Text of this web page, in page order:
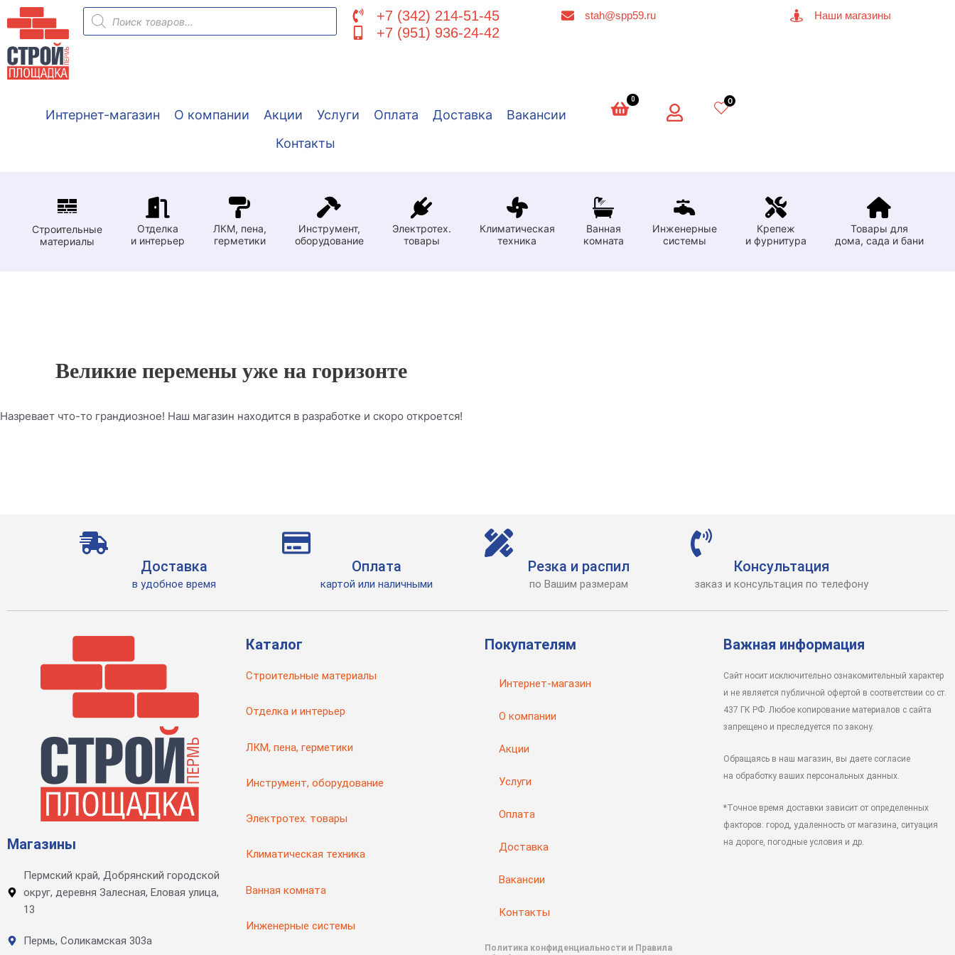
Перейти
содержимому
Поиск
товаров
+7 (342) 214-51-45
+7 (951) 936-24-42
stah@spp59.ru Наши магазины
Интернет-магазин О компании Акции Услуги Оплата Доставка
Вакансии
Контакты
0 0
Строительные
материалы
Отделка
и интерьер
ЛКМ, пена,
герметики
Инструмент,
оборудование
Электротех.
товары
Климатическая
техника
Ванная
комната
Инженерные
системы
Крепеж
и фурнитура
Товары для
дома, сада и бани
Великие перемены уже на горизонте
Назревает что-то грандиозное! Наш магазин находится в разработке и скоро откроется!
Доставка
в удобное время
Оплата
картой или наличными
Резка и распил
по Вашим размерам
Консультация
заказ и консультация по телефону
Магазины
Пермский край, Добрянский городской
округ, деревня Залесная, Еловая улица,
13
Пермь, Соликамская 303а
Каталог
Строительные материалы
Отделка и интерьер
ЛКМ, пена, герметики
Инструмент, оборудование
Электротех. товары
Климатическая техника
Ванная комната
Инженерные системы
Покупателям
Интернет-магазин
О компании
Акции
Услуги
Оплата
Доставка
Вакансии
Контакты
Политика конфиденциальности и Правила
Важная информация
Сайт носит исключительно ознакомительный характер
и не является публичной офертой в соответствии со ст.
437 ГК РФ. Любое копирование материалов с сайта
запрещено и преследуется по закону.
Обращаясь в наш магазин, вы даете согласие
на обработку ваших персональных данных.
*Точное время доставки зависит от определенных
факторов: город, удаленность от магазина, ситуация
на дороге, погодные условия и др.